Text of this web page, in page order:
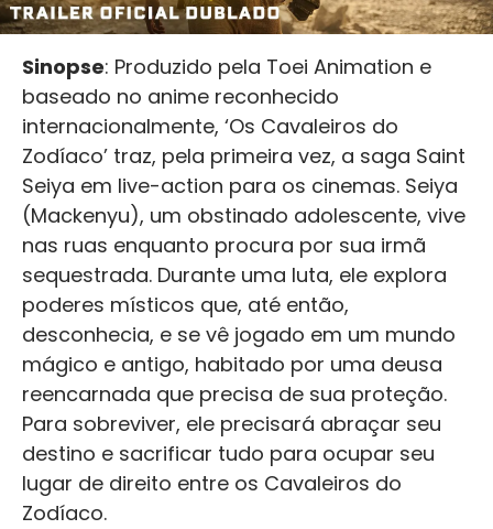
Sinopse: Produzido pela Toei Animation e
baseado no anime reconhecido
internacionalmente, ‘Os Cavaleiros do
Zodíaco’ traz, pela primeira vez, a saga Saint
Seiya em live-action para os cinemas. Seiya
(Mackenyu), um obstinado adolescente, vive
nas ruas enquanto procura por sua irmã
sequestrada. Durante uma luta, ele explora
poderes místicos que, até então,
desconhecia, e se vê jogado em um mundo
mágico e antigo, habitado por uma deusa
reencarnada que precisa de sua proteção.
Para sobreviver, ele precisará abraçar seu
destino e sacrificar tudo para ocupar seu
lugar de direito entre os Cavaleiros do
Zodíaco.